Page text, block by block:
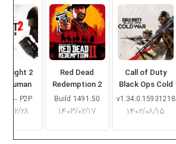
Call of Duty
Black Ops Cold
War
v1.34.0.15931218
۱۴۰۲/۰۸/۱۵
Red Dead
Redemption 2
Build 1491.50
۱۴۰۳/۰۲/۱۷
Light 2
Human
– P2P
۱۴۰۳/